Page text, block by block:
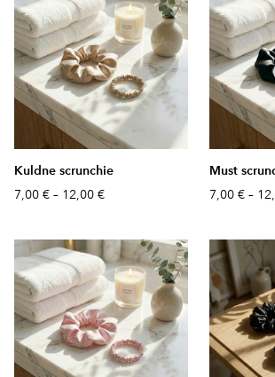
Kuldne scrunchie
7,00 € – 12,00 €
Must
7,00 € –